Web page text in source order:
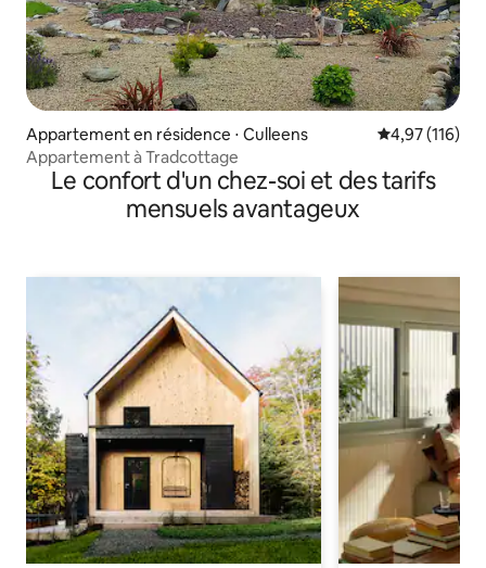
Appartement en résidence ⋅ Culleens Évaluation
4,97 (116)
Appartement à Tradcottage
Le confort d'un chez-soi et des tarifs
mensuels avantageux